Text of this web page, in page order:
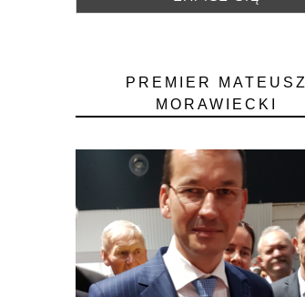
PREMIER MATEUSZ
MORAWIECKI